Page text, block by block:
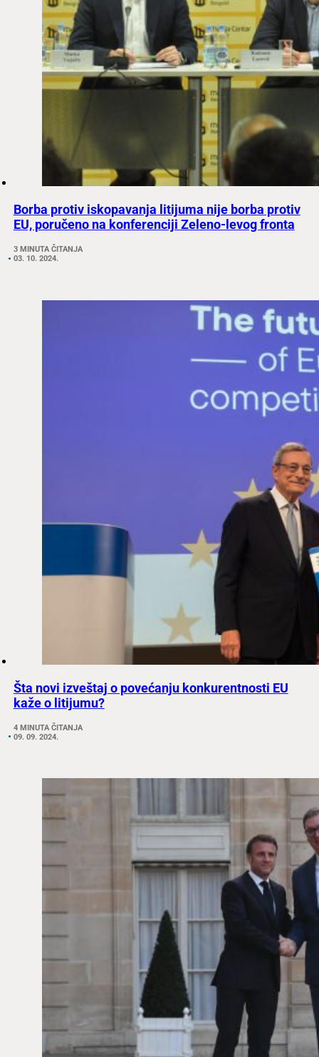
Borba protiv iskopavanja litijuma nije borba protiv
EU, poručeno na konferenciji Zeleno-levog fronta
3 MINUTA ČITANJA
03. 10. 2024.
Šta novi izveštaj o povećanju konkurentnosti EU
kaže o litijumu?
4 MINUTA ČITANJA
09. 09. 2024.